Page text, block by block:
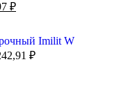
₽
Imilit W
₽